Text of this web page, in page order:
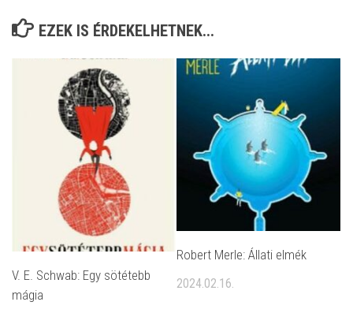
EZEK IS ÉRDEKELHETNEK...
V. E. Schwab: Egy ​sötétebb
mágia
Robert Merle: Állati elmék
2024.02.16.